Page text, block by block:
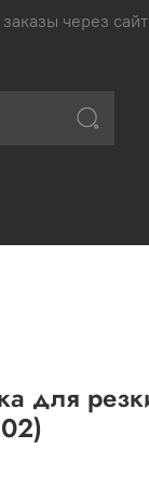
через
для